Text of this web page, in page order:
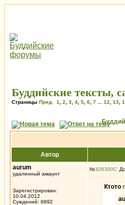
Буддийские тексты,
Страницы Пред. 1 2 3 4 5 6 7 12 13
Автор
aurum
удаленный аккаунт
Зарегистрирован:
10.04.2012
Суждений: 6892
№326300
Ктото